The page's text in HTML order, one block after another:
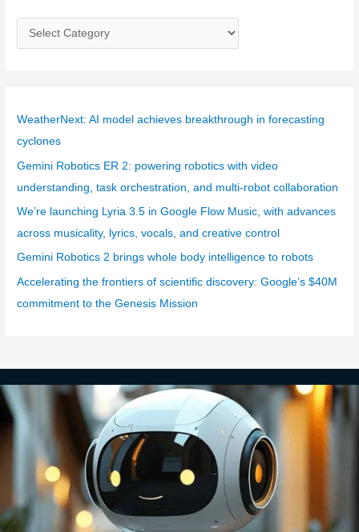
a
g
WeatherNext: AI model achieves breakthrough in forecasting
cyclones
Gemini Robotics ER 2: powering robotics with video
understanding, task orchestration, and multi-robot collaboration
We’re launching Lyria 3.5 in Google Flow Music, with advances
across musicality, lyrics, vocals, and creative control
Gemini Robotics 2 brings whole body intelligence to robots
Accelerating the frontiers of scientific discovery: Google’s $40M
commitment to the Genesis Mission